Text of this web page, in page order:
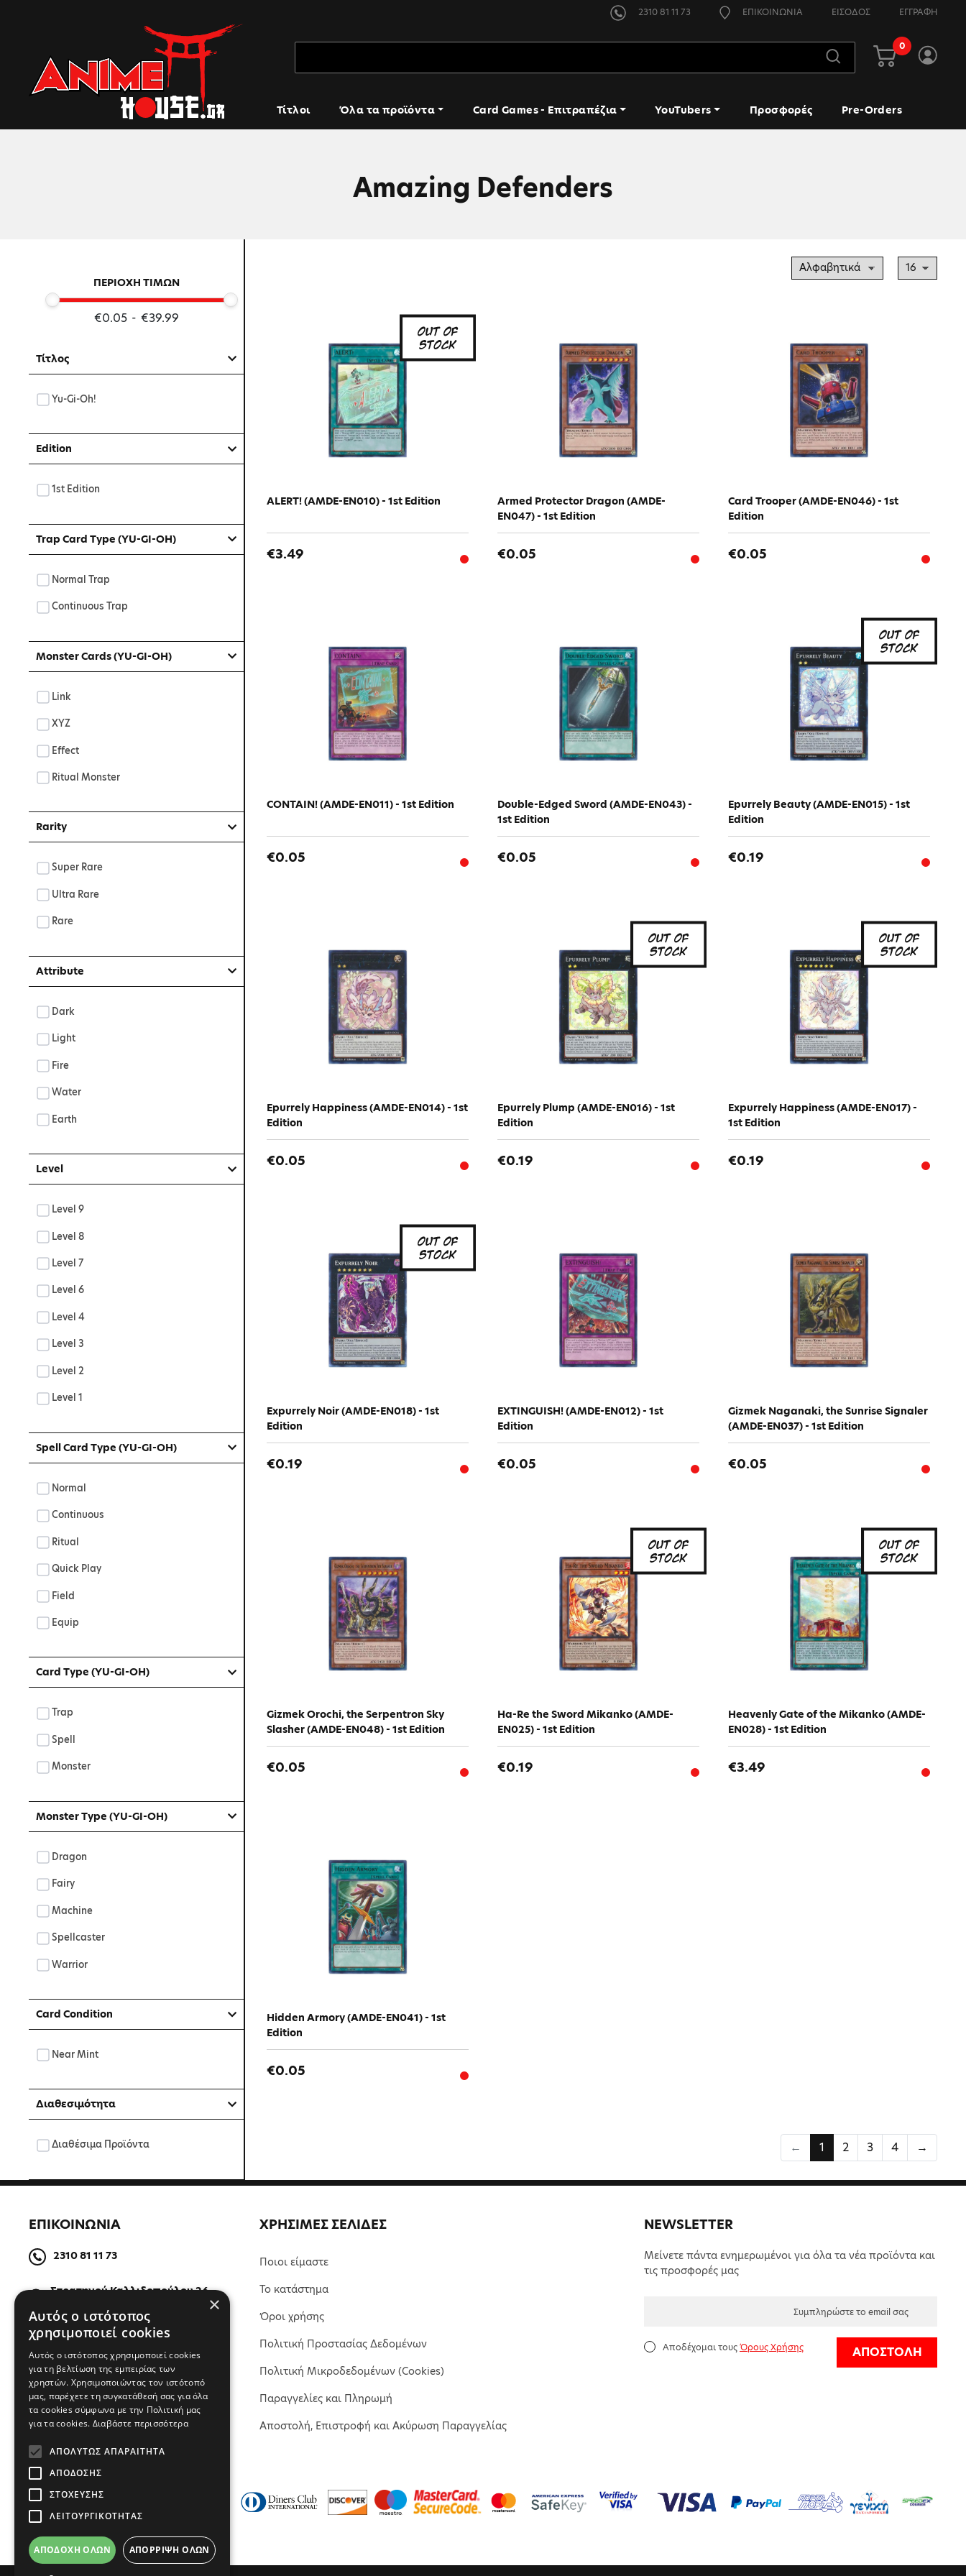
2310 81 11 73 ΕΠΙΚΟΙΝΩΝΙΑ ΕΙΣΟΔΟΣ ΕΓΓΡΑΦΗ
0
Τίτλοι Όλα τα προϊόντα Card Games - Επιτραπέζια YouTubers Προσφορές Pre-Orders
Amazing Defenders
ΠΕΡΙΟΧΗ ΤΙΜΩΝ
€0.05 - €39.99
Τίτλος
Yu-Gi-Oh!
Edition
1st Edition
Trap Card Type (YU-GI-OH)
Normal Trap
Continuous Trap
Monster Cards (YU-GI-OH)
Link
XYZ
Effect
Ritual Monster
Rarity
Super Rare
Ultra Rare
Rare
Attribute
Dark
Light
Fire
Water
Earth
Level
Level 9
Level 8
Level 7
Level 6
Level 4
Level 3
Level 2
Level 1
Spell Card Type (YU-GI-OH)
Normal
Continuous
Ritual
Quick Play
Field
Equip
Card Type (YU-GI-OH)
Trap
Spell
Monster
Monster Type (YU-GI-OH)
Dragon
Fairy
Machine
Spellcaster
Warrior
Card Condition
Near Mint
Διαθεσιμότητα
Διαθέσιμα Προϊόντα
ALERT! (AMDE-EN010) - 1st Edition
€3.49
Armed Protector Dragon (AMDE-
EN047) - 1st Edition
€0.05
Card Trooper (AMDE-EN046) - 1st
Edition
€0.05
CONTAIN! (AMDE-EN011) - 1st Edition
€0.05
Double-Edged Sword (AMDE-EN043) -
1st Edition
€0.05
Epurrely Beauty (AMDE-EN015) - 1st
Edition
€0.19
Epurrely Happiness (AMDE-EN014) - 1st
Edition
€0.05
Epurrely Plump (AMDE-EN016) - 1st
Edition
€0.19
Expurrely Happiness (AMDE-EN017) -
1st Edition
€0.19
Expurrely Noir (AMDE-EN018) - 1st
Edition
€0.19
EXTINGUISH! (AMDE-EN012) - 1st
Edition
€0.05
Gizmek Naganaki, the Sunrise Signaler
(AMDE-EN037) - 1st Edition
€0.05
Gizmek Orochi, the Serpentron Sky
Slasher (AMDE-EN048) - 1st Edition
€0.05
Ha-Re the Sword Mikanko (AMDE-
EN025) - 1st Edition
€0.19
Heavenly Gate of the Mikanko (AMDE-
EN028) - 1st Edition
€3.49
Hidden Armory (AMDE-EN041) - 1st
Edition
€0.05
← 1 2 3 4 →
ΕΠΙΚΟΙΝΩΝΙΑ
2310 81 11 73
Στρατηγού Καλλιδοπούλου 26,
ΧΡΗΣΙΜΕΣ ΣΕΛΙΔΕΣ
Ποιοι είμαστε
Το κατάστημα
Όροι χρήσης
Πολιτική Προστασίας Δεδομένων
Πολιτική Μικροδεδομένων (Cookies)
Παραγγελίες και Πληρωμή
Αποστολή, Επιστροφή και Ακύρωση Παραγγελίας
NEWSLETTER
Μείνετε πάντα ενημερωμένοι για όλα τα νέα προϊόντα και
τις προσφορές μας
Αποδέχομαι τουςΌρους Χρήσης ΑΠΟΣΤΟΛΗ
×
Αυτός ο ιστότοπος
χρησιμοποιεί cookies
Αυτός ο ιστότοπος χρησιμοποιεί cookies
για τη βελτίωση της εμπειρίας των
χρηστών. Χρησιμοποιώντας τον ιστότοπό
μας, παρέχετε τη συγκατάθεσή σας για όλα
τα cookies σύμφωνα με την Πολιτική μας
για τα cookies. Διαβάστε περισσότερα
ΑΠΟΛΎΤΩΣ ΑΠΑΡΑΊΤΗΤΑ
ΑΠΌΔΟΣΗΣ
ΣΤΌΧΕΥΣΗΣ
ΛΕΙΤΟΥΡΓΙΚΌΤΗΤΑΣ
ΑΠΟΔΟΧΉ ΌΛΩΝ ΑΠΌΡΡΙΨΗ ΌΛΩΝ